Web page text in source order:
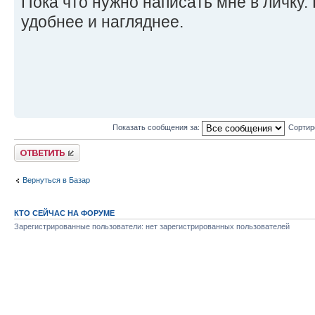
удобнее и нагляднее.
Показать сообщения за:
Комментировать
Вернуться в Базар
КТО СЕЙЧАС НА ФОРУМЕ
Зарегистрированные пользователи: нет зарегистрированных пользователей